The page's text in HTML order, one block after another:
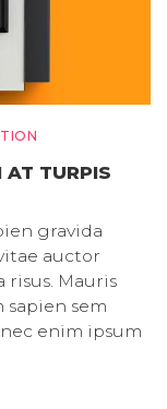
AT TURPIS
gravida
auctor
Mauris
sapien sem
enim ipsum